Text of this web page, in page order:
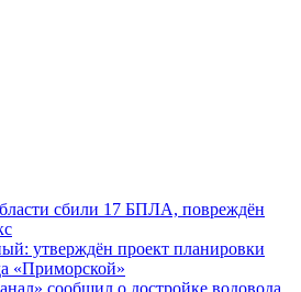
сбили 17 БПЛА, повреждён
утверждён проект планировки
«Приморской»
сообщил о достройке водовода